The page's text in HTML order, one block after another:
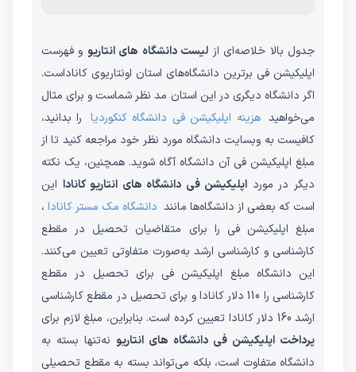
جدول بالا خلاصه‌ای از لیست دانشگاه های انتاریو و فهرست
اپلیکیشن فی برترین دانشگاه‌های استان اونتاریوی کاناداست.
اگر دانشگاه دیگری در این استان مد نظر شماست و برای مثال
می‌خواهید هزینه اپلیکیشن فی دانشگاه کنکوردیا را بدانید،
کافیست به وبسایت دانشگاه مورد نظر خود مراجعه کنید تا از
مبلغ اپلیکیشن فی آن دانشگاه آگاه شوید. همچنین، یک نکته
دیگر در مورد اپلیکیشن فی دانشگاه های انتاریو کانادا این
است که بعضی از دانشگاه‌ها مانند دانشگاه مک مستر کانادا ،
مبلغ اپلیکیشن فی را برای متقاضیان تحصیل در مقطع
کارشناسی و کارشناسی ارشد به‌صورت متفاوتی تعیین می‌کنند.
این دانشگاه مبلغ اپلیکیشن فی برای تحصیل در مقطع
کارشناسی را 110 دلار کانادا و برای تحصیل در مقطع کارشناسی
ارشد 160 دلار کانادا تعیین کرده است. بنابراین، مبلغ لازم برای
پرداخت اپلیکیشن فی دانشگاه های انتاریو نه‌تنها بسته به
دانشگاه متفاوت است، بلکه می‌تواند بسته به مقطع تحصیلی